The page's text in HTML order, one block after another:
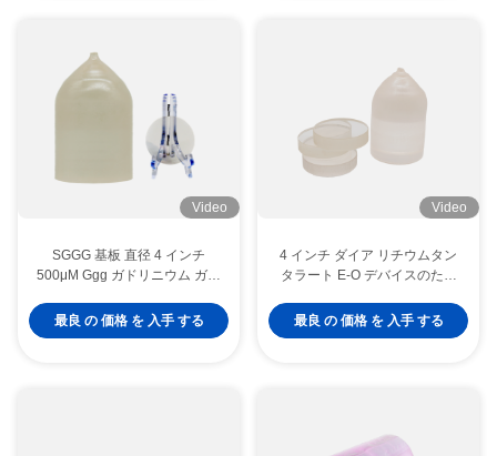
Video
SGGG 基板 直径 4 インチ
500μM Ggg ガドリニウム ガリ
最良 の 価格 を 入手 する
Video
4 インチ ダイア リチウムタン
タラート E-O デバイスのため
ファー
最良 の 価格 を 入手 する